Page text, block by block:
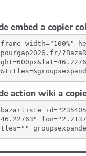
embed a copier
width="100%"
action wiki a